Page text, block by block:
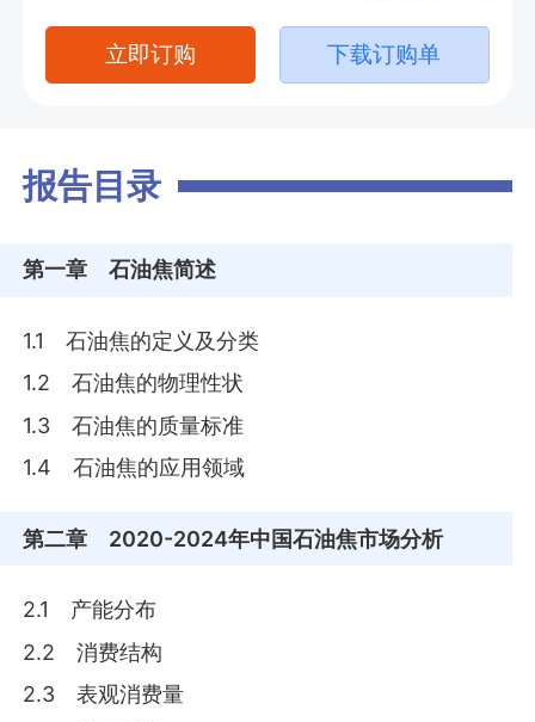
立即订购 下载订购单
报告目录
第一章 石油焦简述
1.1 石油焦的定义及分类
1.2 石油焦的物理性状
1.3 石油焦的质量标准
1.4 石油焦的应用领域
第二章 2020-2024年中国石油焦市场分析
2.1 产能分布
2.2 消费结构
2.3 表观消费量